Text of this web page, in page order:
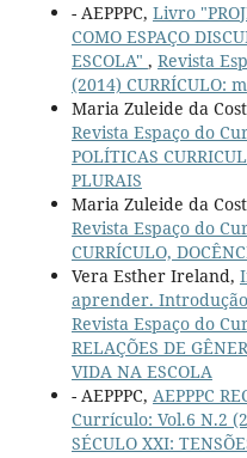
- AEPPPC, Livro
COMO ESPAÇO
ESCOLA" , Revista
(2014) CURRÍCULO:
Maria Zuleide da
Revista Espaço do
POLÍTICAS
PLURAIS
Maria Zuleide da
Revista Espaço do
CURRÍCULO,
Vera Esther Ireland,
aprender.
Revista Espaço do
RELAÇÕES DE
VIDA NA ESCOLA
- AEPPPC, AEPPPC
Currículo: Vol.6 N.2
SÉCULO XXI: